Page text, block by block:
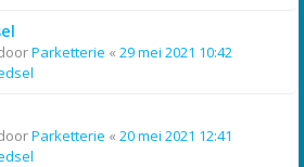
Parketterie « 29 mei 2021 10:42
Parketterie « 20 mei 2021 12:41